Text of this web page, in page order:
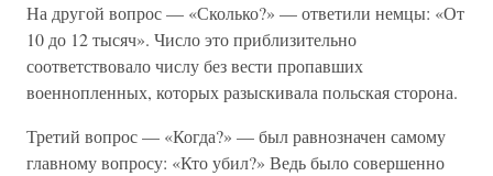
На другой вопрос — «Сколько?» — ответили немцы: «От
10 до 12 тысяч». Число это приблизительно
соответствовало числу без вести пропавших
военнопленных, которых разыскивала польская сторона.
Третий вопрос — «Когда?» — был равнозначен самому
главному вопросу: «Кто убил?» Ведь было совершенно